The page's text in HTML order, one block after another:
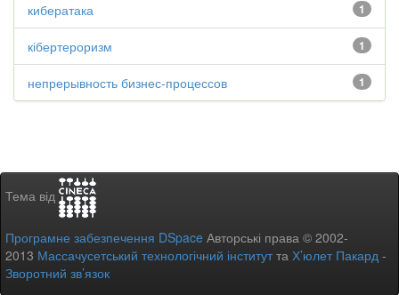
1
кибератака
1
кібертероризм
1
непрерывность бизнес-процессов
Тема від
Програмне забезпечення DSpace Авторські права © 2002-
2013 Массачусетський технологічний інститутта Х’юлет Пакард -
Зворотний зв’язок